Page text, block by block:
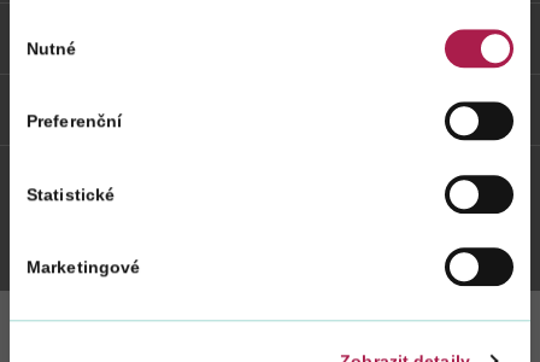
souhlasu
Nutné
Preferenční
Statistické
Marketingové
Odkazy
Weby FS
Instagram